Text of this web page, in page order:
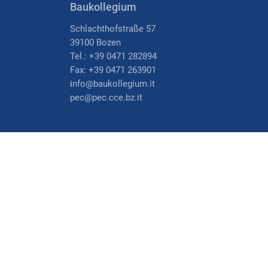
Baukollegium
Schlachthofstraße 57
39100 Bozen
Tel.: +39 0471 282894
Fax: +39 0471 263901
info@baukollegium.it
pec@pec.cce.bz.it